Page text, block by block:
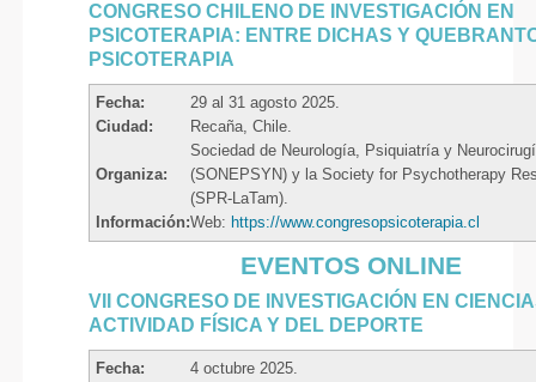
CONGRESO CHILENO DE INVESTIGACIÓN EN
PSICOTERAPIA: ENTRE DICHAS Y
PSICOTERAPIA
Fecha:
29 al 31 agosto 2025.
Ciudad:
Recaña, Chile.
Organiza:
Sociedad de Neurología, Psiquiatría y
(SONEPSYN) y la Society for Psychotherapy
(SPR-LaTam).
Información:Web: https://www.congresopsicoterapia.cl
EVENTOS ONLINE
VII CONGRESO DE INVESTIGACIÓN EN
ACTIVIDAD FÍSICA Y DEL DEPORTE
Fecha:
4 octubre 2025.